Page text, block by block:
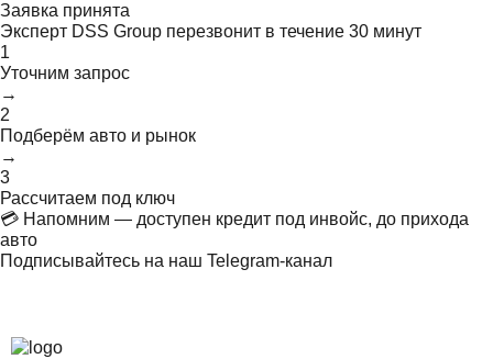
Заявка принята
Эксперт DSS Group перезвонит в течение 30 минут
1
Уточним запрос
→
2
Подберём авто и рынок
→
3
Рассчитаем под ключ
💳 Напомним — доступен кредит под инвойс, до прихода
авто
Подписывайтесь на наш Telegram-канал